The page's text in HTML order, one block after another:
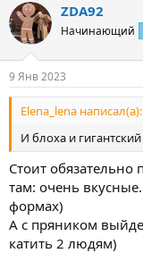
к
ц
и
ZDA92
Начинающий
9 Янв 2023
Elena_lena написал(а):
И блоха и
Стоит
там: очень
формах)
А с пряником
катить 2 людям)